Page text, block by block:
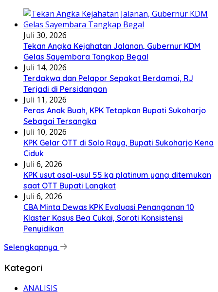
Juli 30, 2026
Tekan Angka Kejahatan Jalanan, Gubernur KDM
Gelas Sayembara Tangkap Begal
Juli 14, 2026
Terdakwa dan Pelapor Sepakat Berdamai, RJ
Terjadi di Persidangan
Juli 11, 2026
Peras Anak Buah, KPK Tetapkan Bupati Sukoharjo
Sebagai Tersangka
Juli 10, 2026
KPK Gelar OTT di Solo Raya, Bupati Sukoharjo Kena
Ciduk
Juli 6, 2026
KPK usut asal-usul 55 kg platinum yang ditemukan
saat OTT Bupati Langkat
Juli 6, 2026
CBA Minta Dewas KPK Evaluasi Penanganan 10
Klaster Kasus Bea Cukai, Soroti Konsistensi
Penyidikan
Selengkapnya
Kategori
ANALISIS